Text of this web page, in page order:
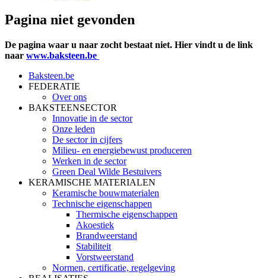
Pagina niet gevonden
De pagina waar u naar zocht bestaat niet. Hier vindt u de link
naar www.baksteen.be
Baksteen.be
FEDERATIE
Over ons
BAKSTEENSECTOR
Innovatie in de sector
Onze leden
De sector in cijfers
Milieu- en energiebewust produceren
Werken in de sector
Green Deal Wilde Bestuivers
KERAMISCHE MATERIALEN
Keramische bouwmaterialen
Technische eigenschappen
Thermische eigenschappen
Akoestiek
Brandweerstand
Stabiliteit
Vorstweerstand
Normen, certificatie, regelgeving